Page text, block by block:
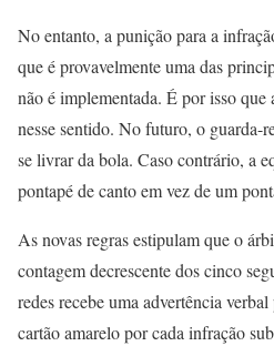
No entanto, a punição para a
que é provavelmente uma das
não é implementada. É por isso
nesse sentido. No futuro, o guarda-
se livrar da bola. Caso contrário, a
pontapé de canto em vez de um
As novas regras estipulam que o
contagem decrescente dos cinco
redes recebe uma advertência
cartão amarelo por cada infração